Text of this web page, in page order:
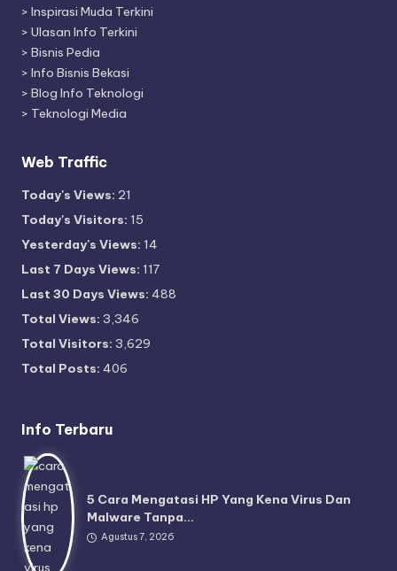
> Inspirasi Muda Terkini
> Ulasan Info Terkini
> Bisnis Pedia
> Info Bisnis Bekasi
> Blog Info Teknologi
> Teknologi Media
Web Traffic
Today's Views: 21
Today's Visitors: 15
Yesterday's Views: 14
Last 7 Days Views: 117
Last 30 Days Views: 488
Total Views: 3,346
Total Visitors: 3,629
Total Posts: 406
Info Terbaru
5 Cara Mengatasi HP Yang Kena Virus Dan
Malware Tanpa…
Agustus 7, 2026